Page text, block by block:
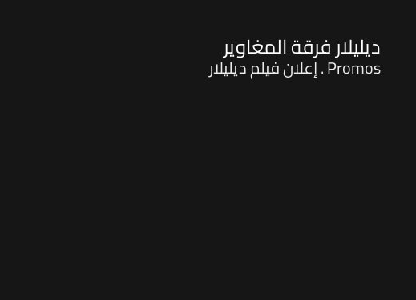
ديليلار فرقة المغاوير
Promos . إعلان فيلم ديليلار